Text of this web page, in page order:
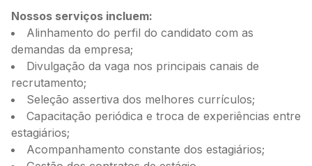
Nossos serviços incluem:
Alinhamento do perfil do candidato com as
demandas da empresa;
Divulgação da vaga nos principais canais de
recrutamento;
Seleção assertiva dos melhores currículos;
Capacitação periódica e troca de experiências entre
estagiários;
Acompanhamento constante dos estagiários;